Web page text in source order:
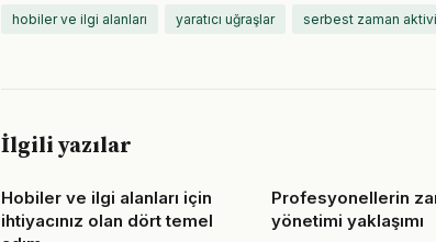
hobiler ve ilgi alanları yaratıcı uğraşlar serbest zaman
İlgili yazılar
Hobiler ve ilgi alanları için
ihtiyacınız olan dört temel
Profesyonellerin
yönetimi yaklaşımı